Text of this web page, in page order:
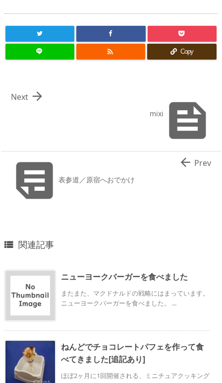
 Copy

mixi

Next
表参道／原宿へおでかけ
 Prev
 関連記事
ニューヨークバーガーを食べました
またまた、マクドナルドの戦略にはまっています。
ニューヨークバーガーを食べました。 ...
ねんどでチョコレートパフェを作って食
べてきました[追記あり]
ほぼ2ヶ月に1回開催される、ミニチュアクッキング